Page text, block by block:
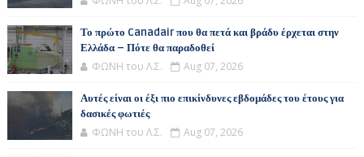
Το πρώτο Canadair που θα πετά και βράδυ έρχεται στην
Ελλάδα – Πότε θα παραδοθεί
ΦΩΝΗ του Λ.Σ. Aug 07, 2026
Αυτές είναι οι έξι πιο επικίνδυνες εβδομάδες του έτους για
δασικές φωτιές
ΦΩΝΗ του Λ.Σ. Aug 07, 2026